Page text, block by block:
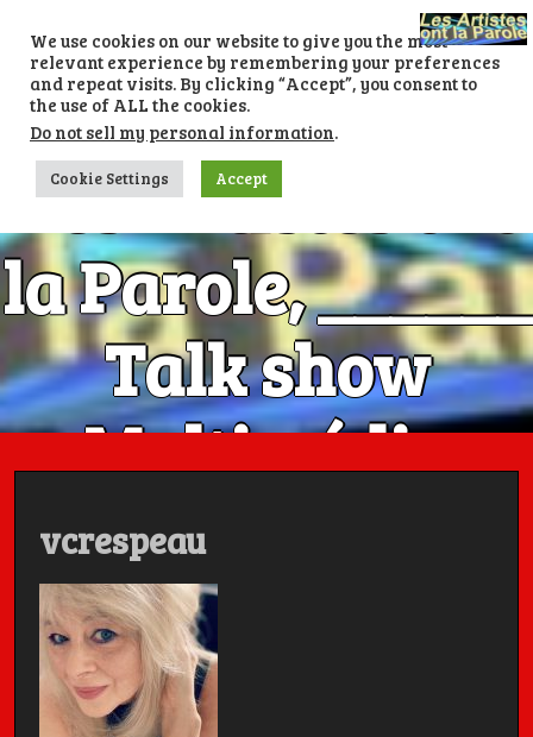
content
Les Artistes ont
la Parole, ______
Talk show
Multimédia
Numéro 1 avec
Charly, et
Michel BERGER
vcrespeau
We use cookies on our website to give you the most
relevant experience by remembering your preferences
and repeat visits. By clicking “Accept”, you consent to
the use of ALL the cookies.
Do not sell my personal information.
Cookie Settings Accept